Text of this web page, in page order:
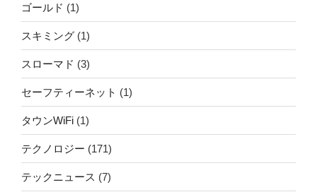
ゴールド (1)
スキミング (1)
スローマド (3)
セーフティーネット (1)
タウンWiFi (1)
テクノロジー (171)
テックニュース (7)